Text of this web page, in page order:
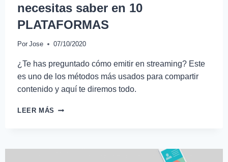
necesitas saber en 10
PLATAFORMAS
Por Jose 07/10/2020
¿Te has preguntado cómo emitir en streaming? Este
es uno de los métodos más usados para compartir
contenido y aquí te diremos todo.
LEER MÁS